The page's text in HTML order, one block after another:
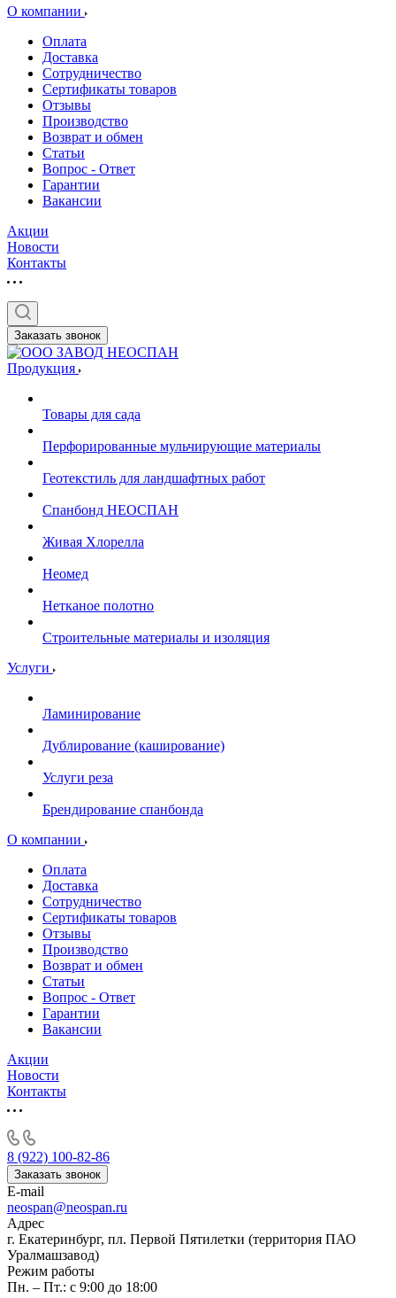
О компании
Оплата
Доставка
Сотрудничество
Сертификаты товаров
Отзывы
Производство
Возврат и обмен
Статьи
Вопрос - Ответ
Гарантии
Вакансии
Акции
Новости
Контакты
Заказать звонок
Продукция
Товары для сада
Перфорированные мульчирующие материалы
Геотекстиль для ландшафтных работ
Спанбонд НЕОСПАН
Живая Хлорелла
Нeомед
Нетканое полотно
Строительные материалы и изоляция
Услуги
Ламинирование
Дублирование (каширование)
Услуги реза
Брендирование спанбонда
О компании
Оплата
Доставка
Сотрудничество
Сертификаты товаров
Отзывы
Производство
Возврат и обмен
Статьи
Вопрос - Ответ
Гарантии
Вакансии
Акции
Новости
Контакты
8 (922) 100-82-86
Заказать звонок
E-mail
neospan@neospan.ru
Адрес
г. Екатеринбург, пл. Первой Пятилетки (территория ПАО
Уралмашзавод)
Режим работы
Пн. – Пт.: с 9:00 до 18:00